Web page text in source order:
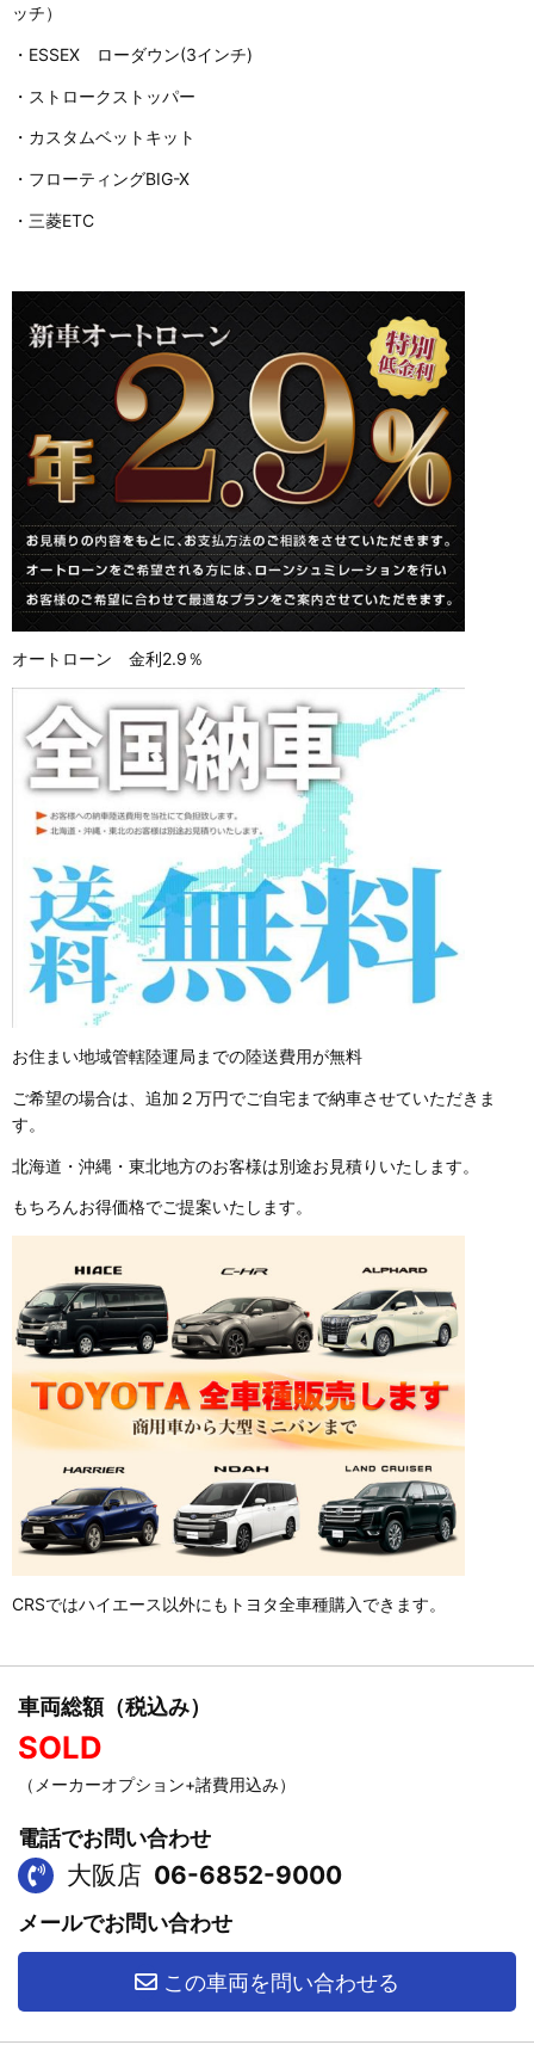
ッチ）
・ESSEX ローダウン(3インチ)
・ストロークストッパー
・カスタムベットキット
・フローティングBIG-X
・三菱ETC
オートローン 金利2.9％
お住まい地域管轄陸運局までの陸送費用が無料
ご希望の場合は、追加２万円でご自宅まで納車させていただきま
す。
北海道・沖縄・東北地方のお客様は別途お見積りいたします。
もちろんお得価格でご提案いたします。
CRSではハイエース以外にもトヨタ全車種購入できます。
車両総額（税込み）
SOLD
（メーカーオプション+諸費用込み）
電話でお問い合わせ
大阪店 06-6852-9000
メールでお問い合わせ
この車両を問い合わせる